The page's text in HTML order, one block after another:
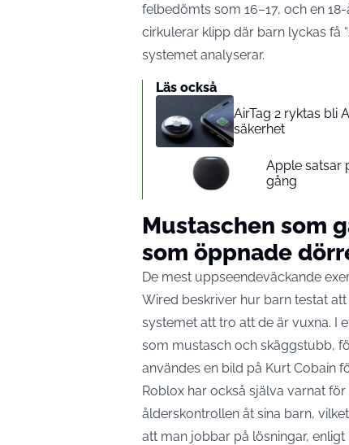
felbedömts som 16–17, och en
cirkulerar klipp där barn lyckas få
systemet analyserar.
Läs också
AirTag 2 ryktas bli
säkerhet
Apple satsar
gång
Mustaschen som
som öppnade
De mest uppseendeväckande
Wired beskriver hur barn testat
systemet att tro att de är vuxna. I
som mustasch och skäggstubb,
användes en bild på Kurt Cobain
Roblox har också själva varnat
ålderskontrollen åt sina barn,
att man jobbar på lösningar, enligt